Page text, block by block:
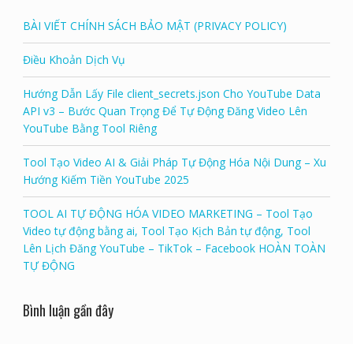
BÀI VIẾT CHÍNH SÁCH BẢO MẬT (PRIVACY POLICY)
Điều Khoản Dịch Vụ
Hướng Dẫn Lấy File client_secrets.json Cho YouTube Data
API v3 – Bước Quan Trọng Để Tự Động Đăng Video Lên
YouTube Bằng Tool Riêng
Tool Tạo Video AI & Giải Pháp Tự Động Hóa Nội Dung – Xu
Hướng Kiếm Tiền YouTube 2025
TOOL AI TỰ ĐỘNG HÓA VIDEO MARKETING – Tool Tạo
Video tự động bằng ai, Tool Tạo Kịch Bản tự động, Tool
Lên Lịch Đăng YouTube – TikTok – Facebook HOÀN TOÀN
TỰ ĐỘNG
Bình luận gần đây